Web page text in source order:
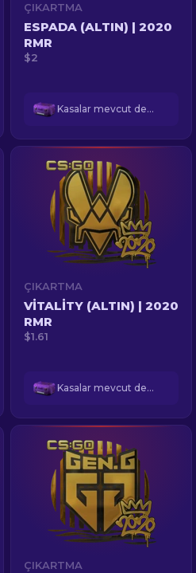
ÇIKARTMA
ESPADA (ALTIN) | 2020
RMR
$2
Kasalar mevcut değil
ÇIKARTMA
VITALITY (ALTIN) | 2020
RMR
$1.61
Kasalar mevcut değil
ÇIKARTMA